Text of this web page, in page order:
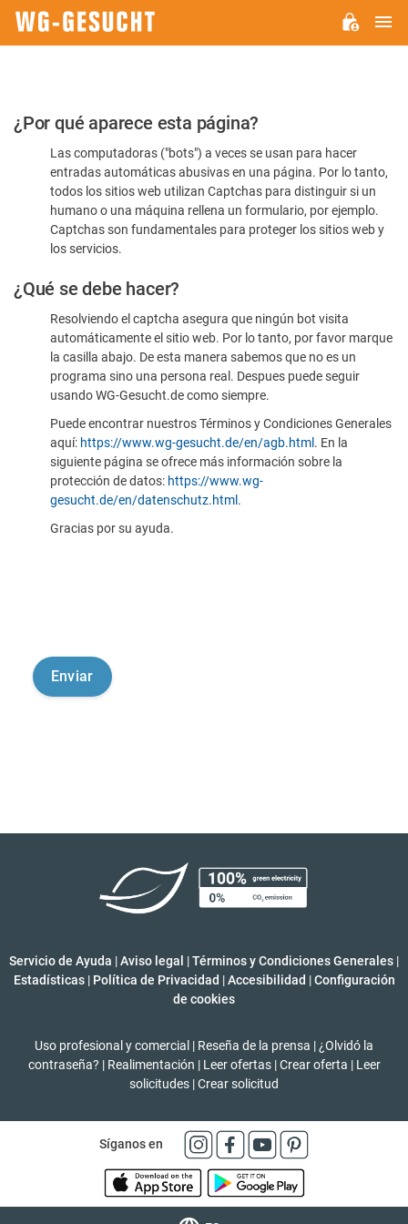
Por
favor,
confirme
humano
¿Por qué aparece esta página?
Las computadoras ("bots") a veces se usan para hacer
entradas automáticas abusivas en una página. Por lo tanto,
todos los sitios web utilizan Captchas para distinguir si un
humano o una máquina rellena un formulario, por ejemplo.
Captchas son fundamentales para proteger los sitios web y
los servicios.
¿Qué se debe hacer?
Resolviendo el captcha asegura que ningún bot visita
automáticamente el sitio web. Por lo tanto, por favor marque
la casilla abajo. De esta manera sabemos que no es un
programa sino una persona real. Despues puede seguir
usando WG-Gesucht.de como siempre.
Puede encontrar nuestros Términos y Condiciones Generales
aquí: https://www.wg-gesucht.de/en/agb.html . En la
siguiente página se ofrece más información sobre la
protección de datos: https://www.wg-
gesucht.de/en/datenschutz.html .
Gracias por su ayuda.
Servicio de Ayuda |Aviso legal |Términos y Condiciones Generales |
Estadísticas | Política de Privacidad | Accesibilidad | Configuración
de cookies
Uso profesional y comercial | Reseña de la prensa | ¿Olvidó la
contraseña? | Realimentación | Leer ofertas | Crear oferta | Leer
solicitudes |Crear solicitud
Síganos en